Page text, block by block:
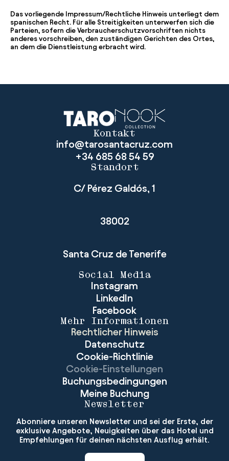
Das vorliegende Impressum/Rechtliche Hinweis unterliegt dem
spanischen Recht. Für alle Streitigkeiten unterwerfen sich die
Parteien, sofern die Verbraucherschutzvorschriften nichts
anderes vorschreiben, den zuständigen Gerichten des Ortes,
an dem die Dienstleistung erbracht wird.
Kontakt
info@tarosantacruz.com
+34 685 68 54 59
Standort
C/ Pérez Galdós, 1
38002
Santa Cruz de Tenerife
Social Media
Instagram
LinkedIn
Facebook
Mehr Informationen
Rechtlicher Hinweis
Datenschutz
Cookie-Richtlinie
Cookie-Einstellungen
Buchungsbedingungen
Meine Buchung
Newsletter
Abonniere unseren Newsletter und sei der Erste, der
exklusive Angebote, Neuigkeiten über das Hotel und
Empfehlungen für deinen nächsten Ausflug erhält.